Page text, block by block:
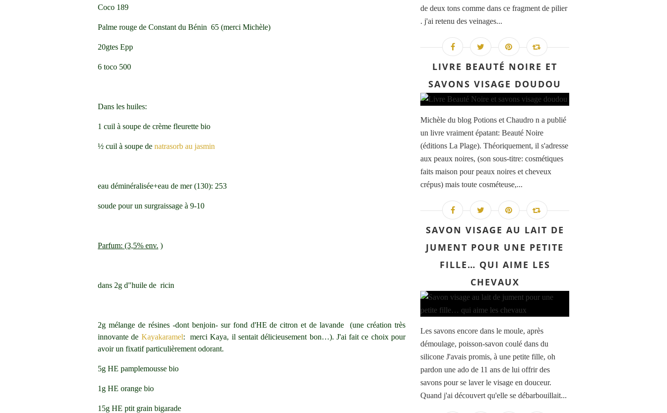
Coco 189
Palme rouge de Constant du Bénin 65 (merci Michèle)
20gtes Epp
6 toco 500
Dans les huiles:
1 cuil à soupe de crème fleurette bio
½ cuil à soupe de natrasorb au jasmin
eau déminéralisée+eau de mer (130): 253
soude pour un surgraissage à 9-10
Parfum: (3,5% env. )
dans 2g d"huile de ricin
2g mélange de résines -dont benjoin- sur fond d'HE de citron et de lavande (une création très
innovante de Kayakaramel: merci Kaya, il sentait délicieusement bon…). J'ai fait ce choix pour
avoir un fixatif particulièrement odorant.
5g HE pamplemousse bio
1g HE orange bio
15g HE ptit grain bigarade
de deux tons comme dans ce fragment de pilier
. j'ai retenu des veinages...
LIVRE BEAUTÉ NOIRE ET
SAVONS VISAGE DOUDOU
Michèle du blog Potions et Chaudro n a publié
un livre vraiment épatant: Beauté Noire
(éditions La Plage). Théoriquement, il s'adresse
aux peaux noires, (son sous-titre: cosmétiques
faits maison pour peaux noires et cheveux
crépus) mais toute cosméteuse,...
SAVON VISAGE AU LAIT DE
JUMENT POUR UNE PETITE
FILLE… QUI AIME LES
CHEVAUX
Les savons encore dans le moule, après
démoulage, poisson-savon coulé dans du
silicone J'avais promis, à une petite fille, oh
pardon une ado de 11 ans de lui offrir des
savons pour se laver le visage en douceur.
Quand j'ai découvert qu'elle se débarbouillait...